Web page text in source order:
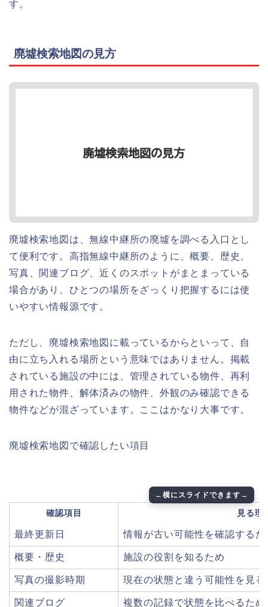
す。
廃墟検索地図の見方
廃墟検索地図は、無線中継所の廃墟を調べる入口とし
て便利です。高指無線中継所のように、概要、歴史、
写真、関連ブログ、近くのスポットがまとまっている
場合があり、ひとつの場所をざっくり把握するには使
いやすい情報源です。
ただし、廃墟検索地図に載っているからといって、自
由に立ち入れる場所という意味ではありません。掲載
されている施設の中には、管理されている物件、再利
用された物件、解体済みの物件、外観のみ確認できる
物件などが混ざっています。ここはかなり大事です。
廃墟検索地図で確認したい項目
確認項目 見る理
最終更新日 情報が古い可能性を確認するた
概要・歴史 施設の役割を知るため
写真の撮影時期 現在の状態と違う可能性を見る
関連ブログ 複数の記録で状態を比べるため